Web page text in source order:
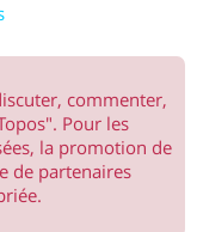
commenter,
Pour les
la promotion de
de partenaires